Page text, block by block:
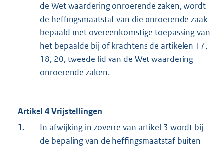
de Wet waardering onroerende zaken, wordt
de heffingsmaatstaf van die onroerende zaak
bepaald met overeenkomstige toepassing van
het bepaalde bij of krachtens de artikelen 17,
18, 20, tweede lid van de Wet waardering
onroerende zaken.
Artikel 4 Vrijstellingen
1.
In afwijking in zoverre van artikel 3 wordt bij
de bepaling van de heffingsmaatstaf buiten